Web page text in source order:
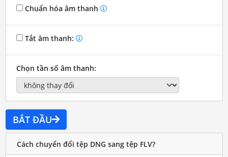
Chuẩn hóa âm thanh
Tắt âm thanh:
Chọn tần số âm thanh:
BẮT ĐẦU
Cách chuyển đổi tệp DNG sang tệp FLV?